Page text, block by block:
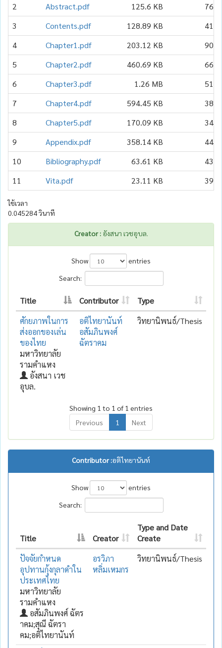
2
Abstract.pdf 125.6 KB 76
3
Contents.pdf 128.89 KB 41
4
Chapter1.pdf 203.12 KB 90
5
Chapter2.pdf 460.69 KB 66
6
Chapter3.pdf 1.26 MB 51
7
Chapter4.pdf 594.45 KB 38
8
Chapter5.pdf 170.09 KB 34
9
Appendix.pdf 358.14 KB 44
10
Bibliography.pdf 63.61 KB 43
11
Vita.pdf 23.11 KB 39
ใช้เวลา
0.045284 วินาที
Creator :อังสนา เวชอุบล.
Show
entries
Search:
Title Contributor
Type
ศักยภาพในการ
ส่งออกของเล่น
ของไทย
มหาวิทยาลัย
รามคำแหง
อังสนา เวช
อุบล.
อติไทยานันท์
อสัมภินพงศ์
ฉัตราคม
วิทยานิพนธ์/Thesis
Showing 1 to 1 of 1 entries
Previous
1 Next
Contributor :อติไทยานันท์
Show
entries
Search:
Title Creator
Type and Date
Create
ปัจจัยกำหนด
อุปทานกุ้งกุลาดำใน
ประเทศไทย
มหาวิทยาลัย
รามคำแหง
อสัมภินพงศ์ ฉัตร
าคม;สุณี ฉัตรา
คม;อติไทยานันท์
อรวิภา
หลิ่มเหมกร
วิทยานิพนธ์/Thesis